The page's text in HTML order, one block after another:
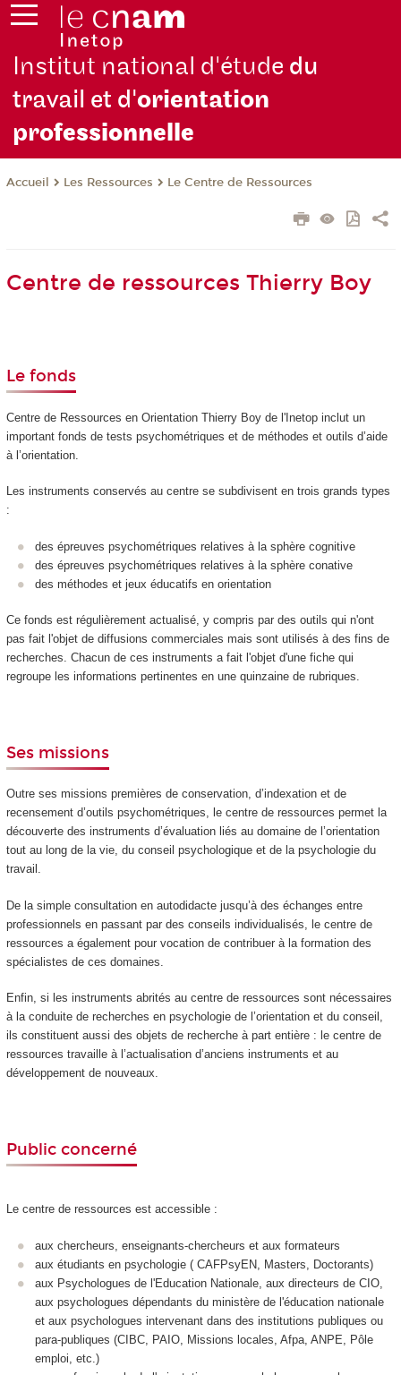
Institut national d'étude du
travail et d'orientation
professionnelle
Accueil Les Ressources Le Centre de Ressources
Centre de ressources Thierry Boy
Le fonds
Centre de Ressources en Orientation Thierry Boy de l'Inetop inclut un
important fonds de tests psychométriques et de méthodes et outils d’aide
à l’orientation.
Les instruments conservés au centre se subdivisent en trois grands types
:
des épreuves psychométriques relatives à la sphère cognitive
des épreuves psychométriques relatives à la sphère conative
des méthodes et jeux éducatifs en orientation
Ce fonds est régulièrement actualisé, y compris par des outils qui n'ont
pas fait l'objet de diffusions commerciales mais sont utilisés à des fins de
recherches. Chacun de ces instruments a fait l'objet d'une fiche qui
regroupe les informations pertinentes en une quinzaine de rubriques.
Ses missions
Outre ses missions premières de conservation, d’indexation et de
recensement d’outils psychométriques, le centre de ressources permet la
découverte des instruments d’évaluation liés au domaine de l’orientation
tout au long de la vie, du conseil psychologique et de la psychologie du
travail.
De la simple consultation en autodidacte jusqu’à des échanges entre
professionnels en passant par des conseils individualisés, le centre de
ressources a également pour vocation de contribuer à la formation des
spécialistes de ces domaines.
Enfin, si les instruments abrités au centre de ressources sont nécessaires
à la conduite de recherches en psychologie de l’orientation et du conseil,
ils constituent aussi des objets de recherche à part entière : le centre de
ressources travaille à l’actualisation d’anciens instruments et au
développement de nouveaux.
Public concerné
Le centre de ressources est accessible :
aux chercheurs, enseignants-chercheurs et aux formateurs
aux étudiants en psychologie ( CAFPsyEN, Masters, Doctorants)
aux Psychologues de l'Education Nationale, aux directeurs de CIO,
aux psychologues dépendants du ministère de l'éducation nationale
et aux psychologues intervenant dans des institutions publiques ou
para-publiques (CIBC, PAIO, Missions locales, Afpa, ANPE, Pôle
emploi, etc.)